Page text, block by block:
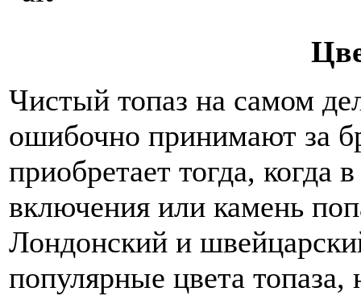
Чистый топаз на самом
ошибочно принимают за
приобретает тогда, когда
включения или камень
Лондонский и
популярные цвета